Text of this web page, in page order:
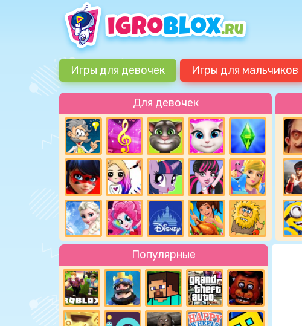
Игры для девочек Игры для мальчиков
Для девочек
Популярные